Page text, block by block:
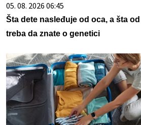
05. 08. 2026 06:45
Šta dete nasleđuje od oca, a šta
treba da znate o genetici